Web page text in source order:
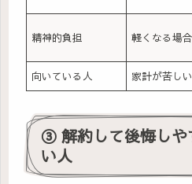
精神的負担 軽くなる場
向いている人 家計が苦し
③ 解約して後悔しや
い人